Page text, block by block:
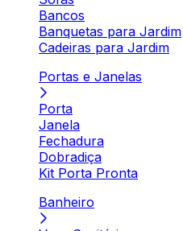
Bancos
Banquetas para Jardim
Cadeiras para Jardim
Portas e Janelas
Porta
Janela
Fechadura
Dobradiça
Kit Porta Pronta
Banheiro